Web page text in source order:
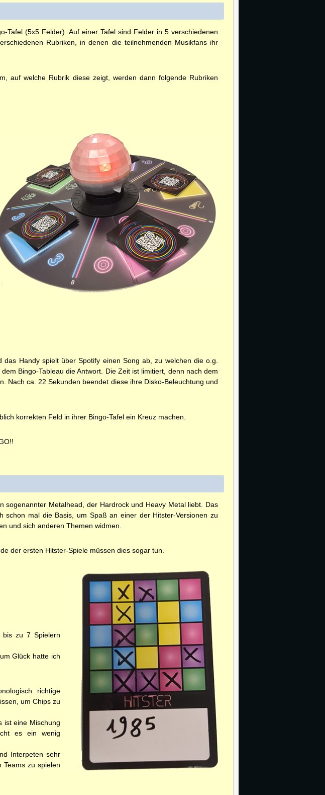
Tafel (5x5 Felder). Auf einer Tafel sind Felder in 5 verschiedenen
Rubriken, in denen die teilnehmenden Musikfans ihr
auf welche Rubrik diese zeigt, werden dann folgende Rubriken
Handy spielt über Spotify einen Song ab, zu welchen die o.g.
Bingo-Tableau die Antwort. Die Zeit ist limitiert, denn nach dem
Nach ca. 22 Sekunden beendet diese ihre Disko-Beleuchtung und
korrekten Feld in ihrer Bingo-Tafel ein Kreuz machen.
Metalhead, der Hardrock und Heavy Metal liebt. Das
mal die Basis, um Spaß an einer der Hitster-Versionen zu
und sich anderen Themen widmen.
der ersten Hitster-Spiele müssen dies sogar tun.
zu 7 Spielern
Glück hatte ich
richtige
um Chips zu
ist eine Mischung
es ein wenig
Interpeten sehr
Teams zu spielen